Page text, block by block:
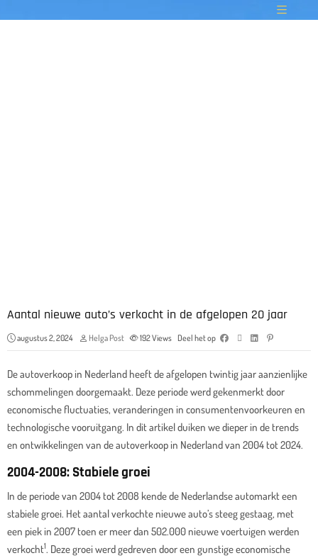
Aantal nieuwe auto’s verkocht in de afgelopen 20 jaar
augustus 2, 2024 Helga Post 192Views Deel het op
De autoverkoop in Nederland heeft de afgelopen twintig jaar aanzienlijke
schommelingen doorgemaakt. Deze periode werd gekenmerkt door
economische fluctuaties, veranderingen in consumentenvoorkeuren en
technologische vooruitgang. In dit artikel duiken we dieper in de trends
en ontwikkelingen van de autoverkoop in Nederland van 2004 tot 2024.
2004-2008: Stabiele groei
In de periode van 2004 tot 2008 kende de Nederlandse automarkt een
stabiele groei. Het aantal verkochte nieuwe auto’s steeg gestaag, met
een piek in 2007 toen er meer dan 502.000 nieuwe voertuigen werden
verkocht1. Deze groei werd gedreven door een gunstige economische